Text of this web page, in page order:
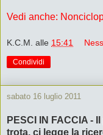
Vedi anche:
K.C.M. alle 15:41
Condividi
sabato 16 luglio 2011
PESCI IN FACCIA -
trota, ci legge la